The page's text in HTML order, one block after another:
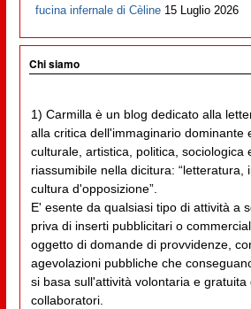
fucina infernale di Cèline 15 Luglio 2026
Chi siamo
1) Carmilla è un blog dedicato alla
alla critica dell'immaginario dominante
culturale, artistica, politica, sociologica
riassumibile nella dicitura: “letteratura,
cultura d'opposizione”.
E' esente da qualsiasi tipo di attività a
priva di inserti pubblicitari o
oggetto di domande di provvidenze,
agevolazioni pubbliche che
si basa sull'attività volontaria e gratuita
collaboratori.